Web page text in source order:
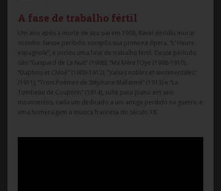
A fase de trabalho fértil
Um ano após a morte de seu pai em 1908, Ravel decidiu morar
sozinho. Nesse período, compôs sua primeira ópera, “L’ Heure
espagnole”, e iniciou uma fase de trabalho fértil. Desse período
são “Gaspard de La Nuit” (1908), “Ma Mère l’Oye (1908-1910),
“Daphnis et Chloé” (1909-1912), “Valses nobles et sentimentales”
(1911), “Trois Poèmes de Stéphane Mallarmé” (1913) e “La
Tombeau de Couperin” (1914), suíte para piano em seis
movimentos, cada um dedicado a um amigo perdido na guerra, e
uma homenagem à música francesa do século 18.